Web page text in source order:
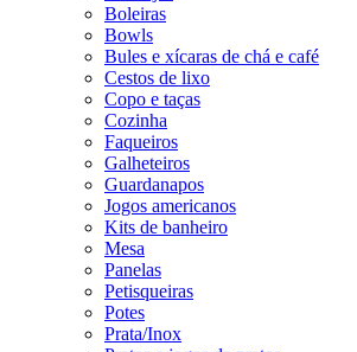
Boleiras
Bowls
Bules e xícaras de chá e café
Cestos de lixo
Copo e taças
Cozinha
Faqueiros
Galheteiros
Guardanapos
Jogos americanos
Kits de banheiro
Mesa
Panelas
Petisqueiras
Potes
Prata/Inox